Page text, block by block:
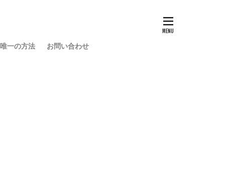
一の方法 お問い合わせ